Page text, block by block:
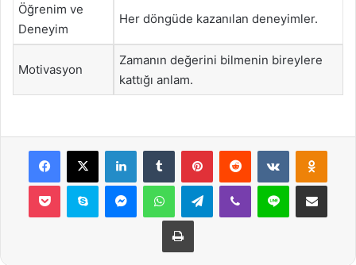
Öğrenim ve
Deneyim
Her döngüde kazanılan deneyimler.
Motivasyon
Zamanın değerini bilmenin bireylere
kattığı anlam.
Facebook
X LinkedInTumblr PinterestReddit VKontakte
Pocket Skype MessengerWhatsAppTelegramViber Line E-Posta ile
Yazdır